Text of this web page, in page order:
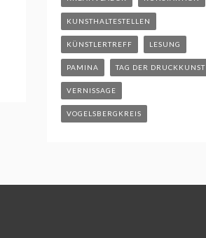
KUNSTHALTESTELLEN
KÜNSTLERTREFF LESUNG
PAMINA TAG DER DRUCKKUNST
VERNISSAGE
VOGELSBERGKREIS